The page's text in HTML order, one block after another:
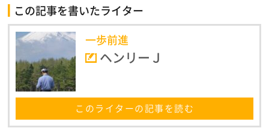
この記事を書いたライター
一歩前進
ヘンリーＪ
このライターの記事を読む